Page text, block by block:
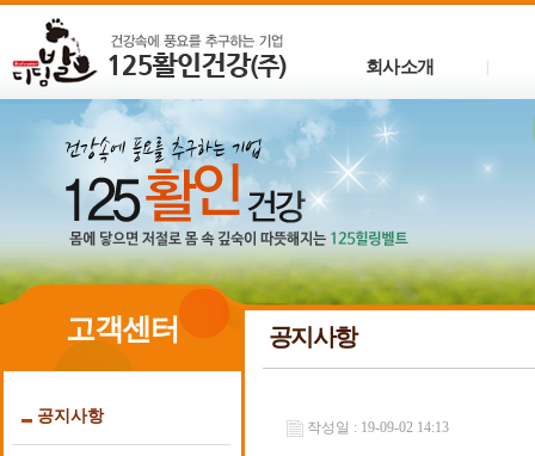
회사소개
고객센터
공지사항
공지사항
작성일 : 19-09-02 14:13